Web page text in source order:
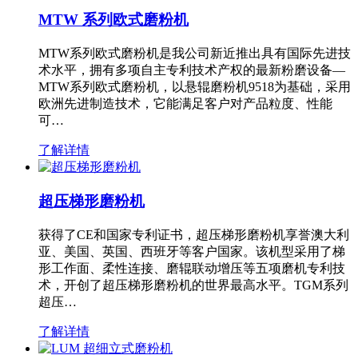
MTW 系列欧式磨粉机
MTW系列欧式磨粉机是我公司新近推出具有国际先进技
术水平，拥有多项自主专利技术产权的最新粉磨设备—
MTW系列欧式磨粉机，以悬辊磨粉机9518为基础，采用
欧洲先进制造技术，它能满足客户对产品粒度、性能
可…
了解详情
超压梯形磨粉机
获得了CE和国家专利证书，超压梯形磨粉机享誉澳大利
亚、美国、英国、西班牙等客户国家。该机型采用了梯
形工作面、柔性连接、磨辊联动增压等五项磨机专利技
术，开创了超压梯形磨粉机的世界最高水平。TGM系列
超压…
了解详情